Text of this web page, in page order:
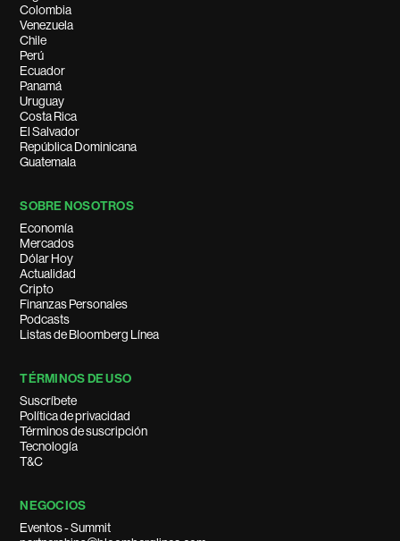
Colombia
Venezuela
Chile
Perú
Ecuador
Panamá
Uruguay
Costa Rica
El Salvador
República Dominicana
Guatemala
SOBRE NOSOTROS
Economía
Mercados
Dólar Hoy
Actualidad
Cripto
Finanzas Personales
Podcasts
Listas de Bloomberg Línea
TÉRMINOS DE USO
Suscríbete
Política de privacidad
Términos de suscripción
Tecnología
T&C
NEGOCIOS
Eventos - Summit